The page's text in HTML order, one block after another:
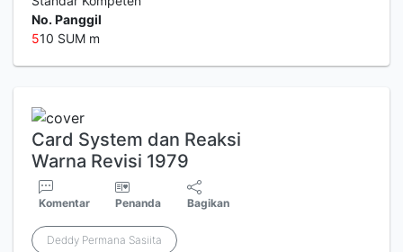
No. Panggil
510 SUM m
Card System dan Reaksi
Warna Revisi 1979
Komentar Penanda Bagikan
Deddy Permana Sasiita